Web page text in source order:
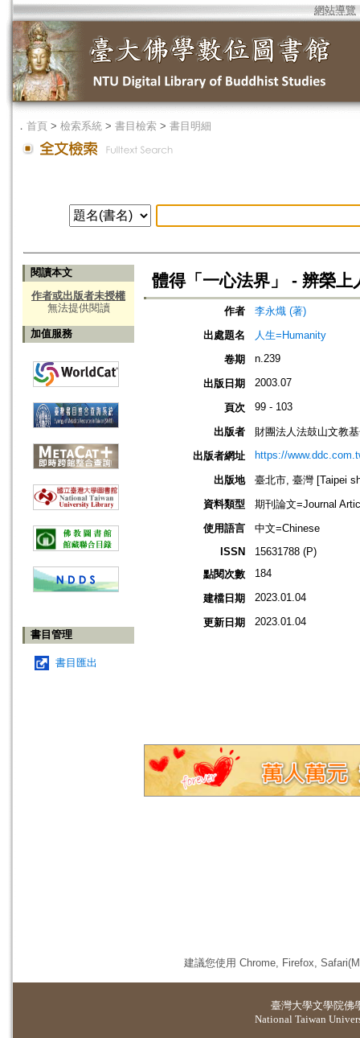
網站導覽
． 首頁 > 檢索系統 > 書目檢索 > 書目明細
閱讀本文
作者或出版者未授權
無法提供閱讀
加值服務
書目管理
書目匯出
體得「一心法界」 - 辨榮上
作者
李永熾 (著)
出處題名
人生=Humanity
卷期
n.239
出版日期 2003.07
頁次 99 - 103
出版者
財團法人法鼓山文教
出版者網址
https://
出版地
臺北市, 臺灣 [Taipei
資料類型
期刊論文=Journal
使用語言
中文=Chinese
ISSN
15631788 (P)
點閱次數
184
建檔日期 2023.01.04
更新日期 2023.01.04
建議您使用 Chrome, Firefox,
臺灣大學文學院佛
National Taiwan